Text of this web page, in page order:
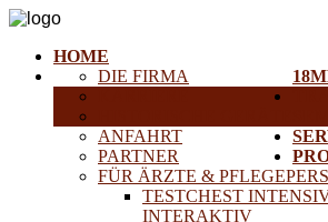
HOME
DIE FIRMA
ANFAHRT
PARTNER
FÜR ÄRZTE &
TESTCHEST
INTERAKTIV